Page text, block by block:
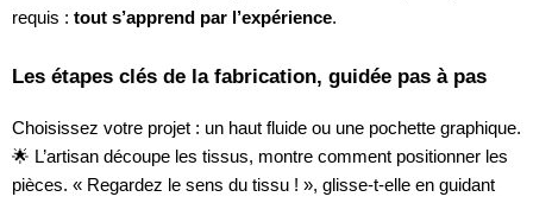
requis : tout s’apprend par l’expérience.
Les étapes clés de la fabrication, guidée pas à pas
Choisissez votre projet : un haut fluide ou une pochette graphique.
🌟 L’artisan découpe les tissus, montre comment positionner les
pièces. « Regardez le sens du tissu ! », glisse-t-elle en guidant